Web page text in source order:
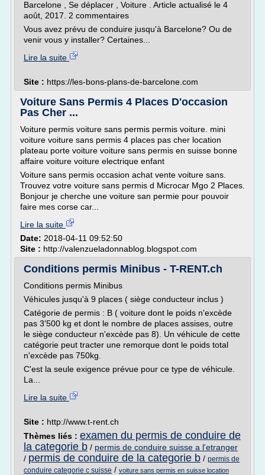
Barcelone , Se déplacer , Voiture . Article actualisé le 4
août, 2017. 2 commentaires
Vous avez prévu de conduire jusqu'à Barcelone? Ou de
venir vous y installer? Certaines...
Lire la suite
Site : https://les-bons-plans-de-barcelone.com
Voiture Sans Permis 4 Places D'occasion
Pas Cher ...
Voiture permis voiture sans permis permis voiture. mini
voiture voiture sans permis 4 places pas cher location
plateau porte voiture voiture sans permis en suisse bonne
affaire voiture voiture electrique enfant
Voiture sans permis occasion achat vente voiture sans.
Trouvez votre voiture sans permis d Microcar Mgo 2 Places.
Bonjour je cherche une voiture san permie pour pouvoir
faire mes corse car...
Lire la suite
Date: 2018-04-11 09:52:50
Site : http://valenzueladonnablog.blogspot.com
Conditions permis Minibus - T-RENT.ch
Conditions permis Minibus
Véhicules jusqu'à 9 places ( siège conducteur inclus )
Catégorie de permis : B ( voiture dont le poids n'excède
pas 3'500 kg et dont le nombre de places assises, outre
le siège conducteur n'excède pas 8). Un véhicule de cette
catégorie peut tracter une remorque dont le poids total
n'excède pas 750kg.
C'est la seule exigence prévue pour ce type de véhicule.
La...
Lire la suite
Site : http://www.t-rent.ch
Thèmes liés : examen du permis de conduire de
la categorie b / permis de conduire suisse a l'etranger
/ permis de conduire de la categorie b / permis de
conduire categorie c suisse / voiture sans permis en suisse location